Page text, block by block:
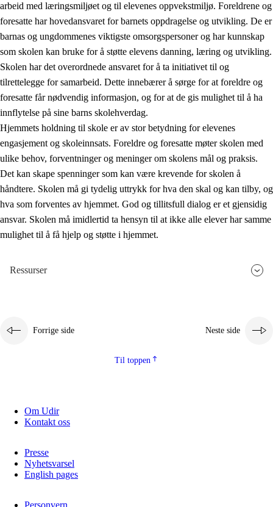
3. Prinsipper for skolens praksis
3.1 Et inkluderende læringsmiljø
3.2 Undervisning og tilpasset opplæring
3.3 Samarbeid mellom hjem og skole
3.4 Opplæring i lærebedrift og arbeidsliv
3.5 Profesjonsfellesskap og skoleutvikling
arbeid med læringsmiljøet og til elevenes oppvekstmiljø. Foreldrene og
foresatte har hovedansvaret for barnets oppdragelse og utvikling. De er
barnas og ungdommenes viktigste omsorgspersoner og har kunnskap
som skolen kan bruke for å støtte elevens danning, læring og utvikling.
Skolen har det overordnede ansvaret for å ta initiativet til og
tilrettelegge for samarbeid. Dette innebærer å sørge for at foreldre og
foresatte får nødvendig informasjon, og for at de gis mulighet til å ha
innflytelse på sine barns skolehverdag.
Hjemmets holdning til skole er av stor betydning for elevenes
engasjement og skoleinnsats. Foreldre og foresatte møter skolen med
ulike behov, forventninger og meninger om skolens mål og praksis.
Det kan skape spenninger som kan være krevende for skolen å
håndtere. Skolen må gi tydelig uttrykk for hva den skal og kan tilby, og
hva som forventes av hjemmet. God og tillitsfull dialog er et gjensidig
ansvar. Skolen må imidlertid ta hensyn til at ikke alle elever har samme
mulighet til å få hjelp og støtte i hjemmet.
Ressurser
Forrige side Neste side
Til toppen
Om Udir
Kontakt oss
Presse
Nyhetsvarsel
English pages